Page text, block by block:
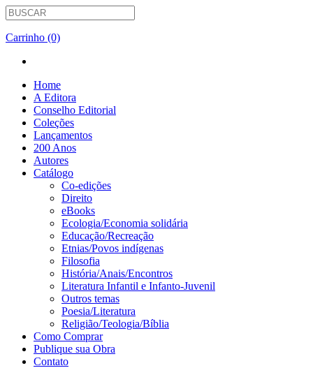
Carrinho (0)
Home
A Editora
Conselho Editorial
Coleções
Lançamentos
200 Anos
Autores
Catálogo
Co-edições
Direito
eBooks
Ecologia/Economia solidária
Educação/Recreação
Etnias/Povos indígenas
Filosofia
História/Anais/Encontros
Literatura Infantil e Infanto-Juvenil
Outros temas
Poesia/Literatura
Religião/Teologia/Bíblia
Como Comprar
Publique sua Obra
Contato